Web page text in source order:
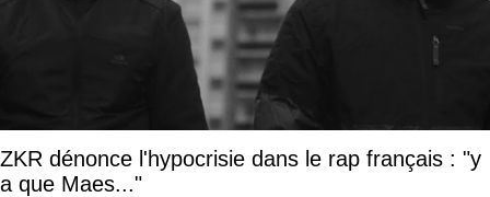
ZKR dénonce l'hypocrisie dans le rap français : "y
a que Maes..."